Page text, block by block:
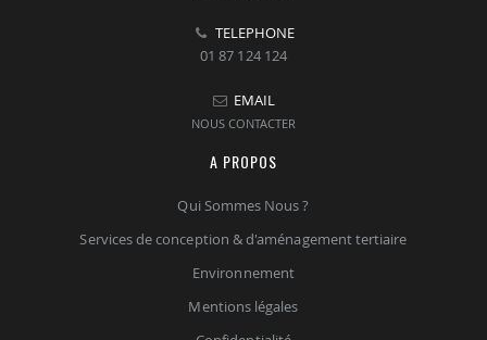
TELEPHONE
01 87 124 124
EMAIL
NOUS CONTACTER
A PROPOS
Qui Sommes Nous ?
Services de conception & d'aménagement tertiaire
Environnement
Mentions légales